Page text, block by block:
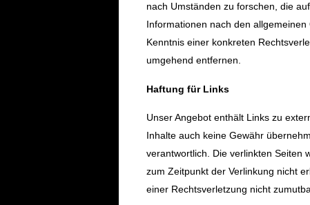
nach Umständen zu forschen, die
Informationen nach den
Kenntnis einer konkreten
umgehend entfernen.
Haftung für Links
Unser Angebot enthält Links zu
Inhalte auch keine Gewähr
verantwortlich. Die verlinkten Seiten
zum Zeitpunkt der Verlinkung nicht
einer Rechtsverletzung nicht